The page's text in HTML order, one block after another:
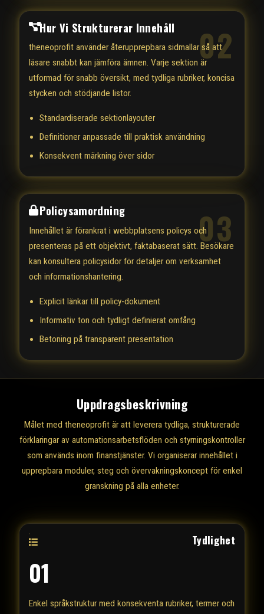
02
Hur Vi Strukturerar Innehåll
theneoprofit använder återupprepbara sidmallar så att
läsare snabbt kan jämföra ämnen. Varje sektion är
utformad för snabb översikt, med tydliga rubriker, koncisa
stycken och stödjande listor.
Standardiserade sektionlayouter
Definitioner anpassade till praktisk användning
Konsekvent märkning över sidor
03
Policysamordning
Innehållet är förankrat i webbplatsens policys och
presenteras på ett objektivt, faktabaserat sätt. Besökare
kan konsultera policysidor för detaljer om verksamhet
och informationshantering.
Explicit länkar till policy-dokument
Informativ ton och tydligt definierat omfång
Betoning på transparent presentation
Uppdragsbeskrivning
Målet med theneoprofit är att leverera tydliga, strukturerade
förklaringar av automationsarbetsflöden och styrningskontroller
som används inom finanstjänster. Vi organiserar innehållet i
upprepbara moduler, steg och övervakningskoncept för enkel
granskning på alla enheter.
Tydlighet
01
Enkel språkstruktur med konsekventa rubriker, termer och